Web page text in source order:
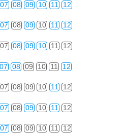
07 08 09 10 11 12
07 08 09 10 11 12
07 08 09 10 11 12
07 08 09 10 11 12
07 08 09 10 11 12
07 08 09 10 11 12
07 08 09 10 11 12